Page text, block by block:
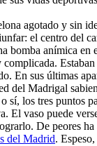
agotado y sin
el centro
anímica
En sus últimas
del Madrigal
los tres
El vaso puede
De peores
del Madrid.